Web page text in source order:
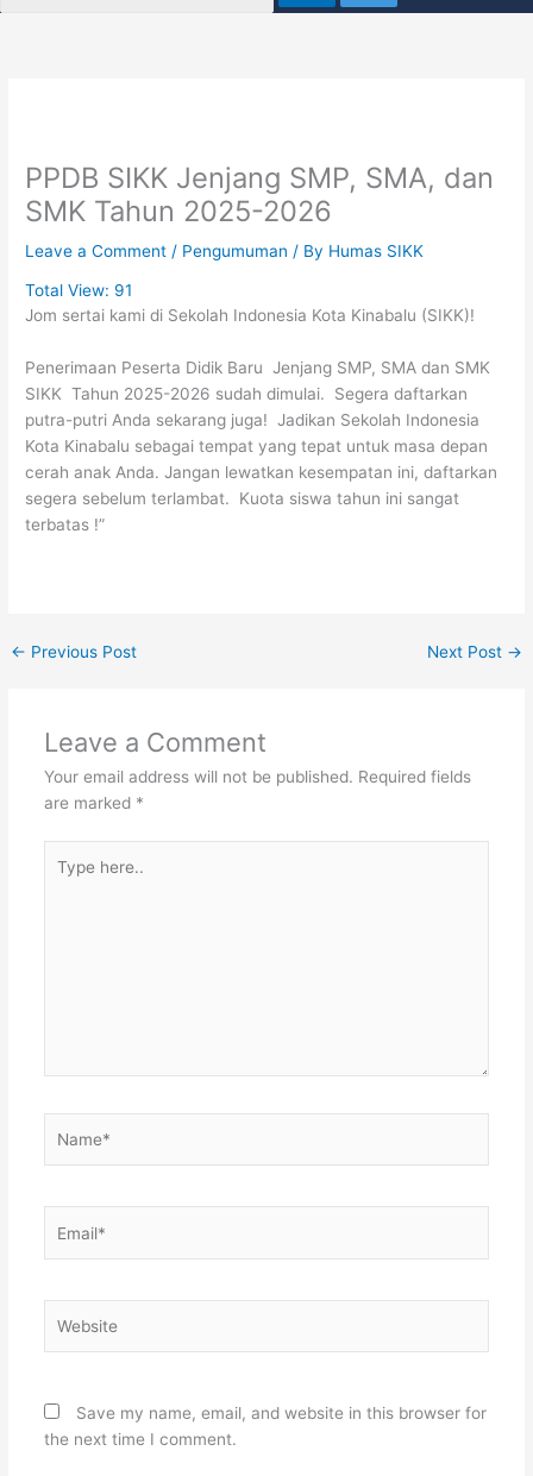
PPDB SIKK Jenjang SMP, SMA, dan
SMK Tahun 2025-2026
Leave a Comment / Pengumuman / By Humas SIKK
Total View: 91
Jom sertai kami di Sekolah Indonesia Kota Kinabalu (SIKK)!
Penerimaan Peserta Didik Baru Jenjang SMP, SMA dan SMK
SIKK Tahun 2025-2026 sudah dimulai. Segera daftarkan
putra-putri Anda sekarang juga! Jadikan Sekolah Indonesia
Kota Kinabalu sebagai tempat yang tepat untuk masa depan
cerah anak Anda. Jangan lewatkan kesempatan ini, daftarkan
segera sebelum terlambat. Kuota siswa tahun ini sangat
terbatas !”
← Previous Post Next Post →
Leave a Comment
Your email address will not be published. Required fields
are marked *
here..
Save my name, email, and website in this browser for
the next time I comment.